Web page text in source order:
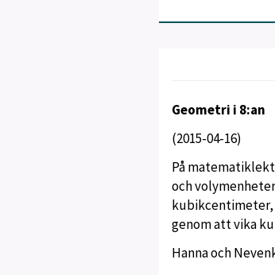
Geometri i 8:an
(2015-04-16)
På
och
genom att vika
Hanna och